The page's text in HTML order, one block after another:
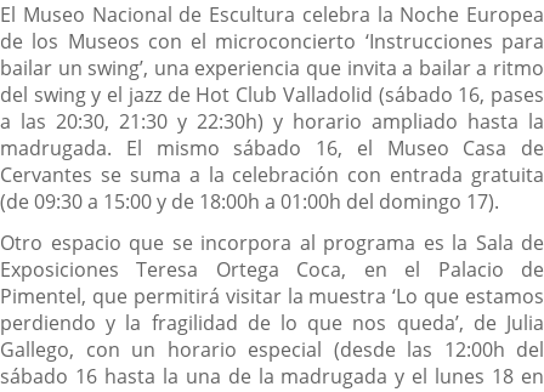
El Museo Nacional de Escultura celebra la Noche Europea
de los Museos con el microconcierto ‘Instrucciones para
bailar un swing’, una experiencia que invita a bailar a ritmo
del swing y el jazz de Hot Club Valladolid (sábado 16, pases
a las 20:30, 21:30 y 22:30h) y horario ampliado hasta la
madrugada. El mismo sábado 16, el Museo Casa de
Cervantes se suma a la celebración con entrada gratuita
(de 09:30 a 15:00 y de 18:00h a 01:00h del domingo 17).
Otro espacio que se incorpora al programa es la Sala de
Exposiciones Teresa Ortega Coca, en el Palacio de
Pimentel, que permitirá visitar la muestra ‘Lo que estamos
perdiendo y la fragilidad de lo que nos queda’, de Julia
Gallego, con un horario especial (desde las 12:00h del
sábado 16 hasta la una de la madrugada y el lunes 18 en